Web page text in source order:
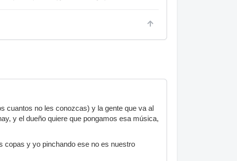
cuantos no les conozcas) y la gente que va al
y el dueño quiere que pongamos esa música,
copas y yo pinchando ese no es nuestro